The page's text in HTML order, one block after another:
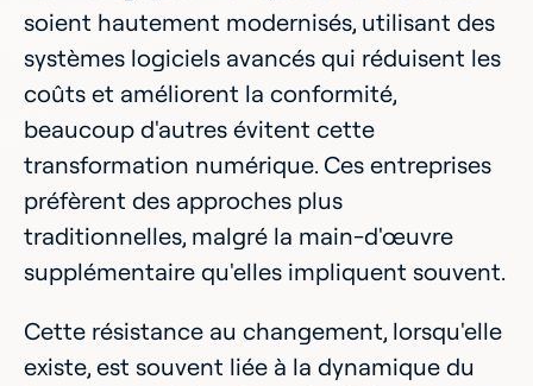
soient hautement modernisés, utilisant des
systèmes logiciels avancés qui réduisent les
coûts et améliorent la conformité,
beaucoup d'autres évitent cette
transformation numérique. Ces entreprises
préfèrent des approches plus
traditionnelles, malgré la main-d'œuvre
supplémentaire qu'elles impliquent souvent.
Cette résistance au changement, lorsqu'elle
existe, est souvent liée à la dynamique du